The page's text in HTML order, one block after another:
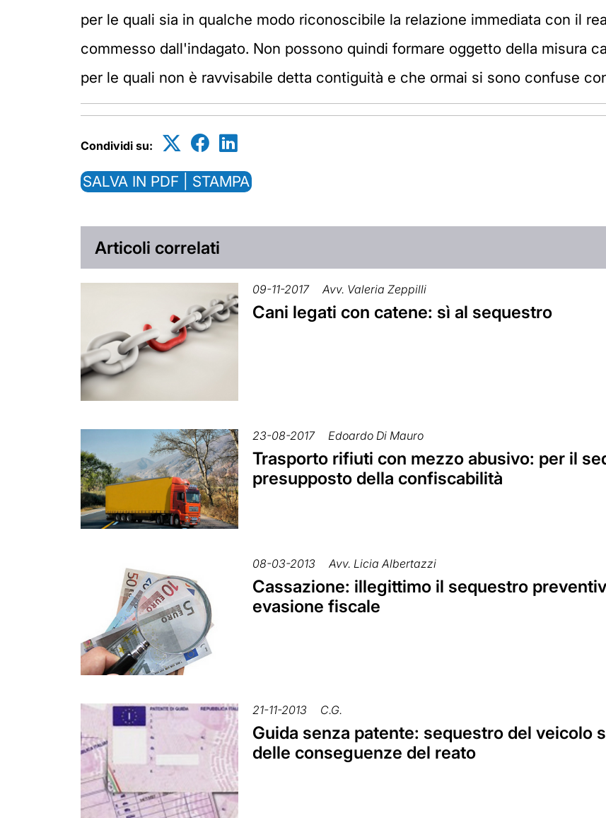
per le quali sia in qualche modo riconoscibile la relazione immediata con il
commesso dall'indagato. Non possono quindi formare oggetto della misura
per le quali non è ravvisabile detta contiguità e che ormai si sono confuse
Condividi su:
SALVA IN PDF | STAMPA
Articoli correlati
09-11-2017 Avv. Valeria Zeppilli
Cani legati con catene: sì al sequestro
23-08-2017 Edoardo Di Mauro
Trasporto rifiuti con mezzo abusivo: per il
presupposto della confiscabilità
08-03-2013 Avv. Licia Albertazzi
Cassazione: illegittimo il sequestro
evasione fiscale
21-11-2013 C.G.
Guida senza patente: sequestro del veicolo
delle conseguenze del reato